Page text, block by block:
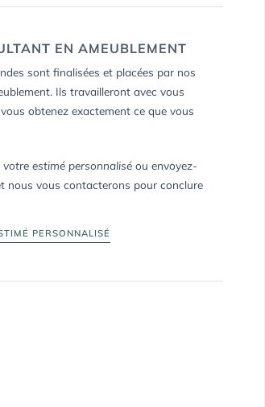
EN AMEUBLEMENT
sont finalisées et placées par nos
Ils travailleront avec vous
obtenez exactement ce que vous
votre estimé personnalisé ou envoyez-
nous vous contacterons pour conclure
PERSONNALISÉ